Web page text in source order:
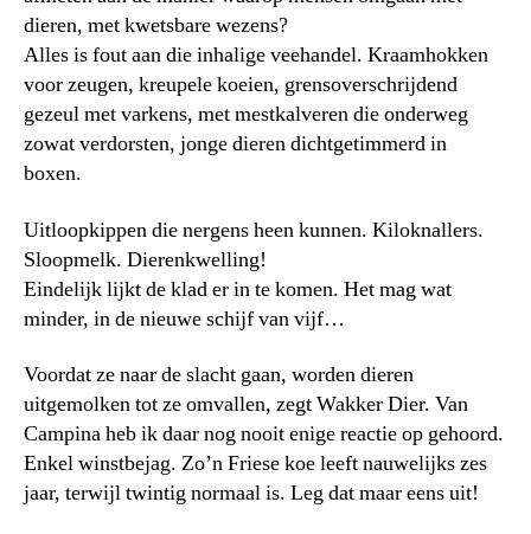
dieren, met kwetsbare wezens?
Alles is fout aan die inhalige veehandel. Kraamhokken
voor zeugen, kreupele koeien, grensoverschrijdend
gezeul met varkens, met mestkalveren die onderweg
zowat verdorsten, jonge dieren dichtgetimmerd in
boxen.
Uitloopkippen die nergens heen kunnen. Kiloknallers.
Sloopmelk. Dierenkwelling!
Eindelijk lijkt de klad er in te komen. Het mag wat
minder, in de nieuwe schijf van vijf…
Voordat ze naar de slacht gaan, worden dieren
uitgemolken tot ze omvallen, zegt Wakker Dier. Van
Campina heb ik daar nog nooit enige reactie op gehoord.
Enkel winstbejag. Zo’n Friese koe leeft nauwelijks zes
jaar, terwijl twintig normaal is. Leg dat maar eens uit!